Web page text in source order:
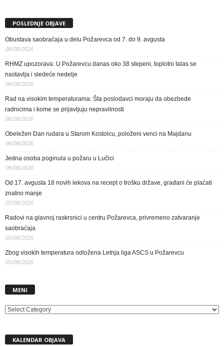
POSLEDNJE OBJAVE
Obustava saobraćaja u delu Požarevca od 7. do 9. avgusta
06/08/2026
RHMZ upozorava: U Požarevcu danas oko 38 stepeni, toplotni talas se
nastavlja i sledeće nedelje
06/08/2026
Rad na visokim temperaturama: Šta poslodavci moraju da obezbede
radnicima i kome se prijavljuju nepravilnosti
06/08/2026
Obeležen Dan rudara u Starom Kostolcu, položeni venci na Majdanu
06/08/2026
Jedna osoba poginula u požaru u Lučici
06/08/2026
Od 17. avgusta 18 novih lekova na recept o trošku države, građani će plaćati
znatno manje
05/08/2026
Radovi na glavnoj raskrsnici u centru Požarevca, privremeno zatvaranje
saobraćaja
05/08/2026
Zbog visokih temperatura odložena Letnja liga ASCS u Požarevcu
05/08/2026
MENI
MENI
KALENDAR OBJAVA